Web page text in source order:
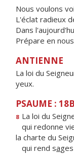
Nous voulons
L'éclat radieux
Dans
Prépare en
ANTIENNE
La loi du
yeux.
PSAUME : 18B
8 La loi du
qui redonne
la charte du
qui rend sa